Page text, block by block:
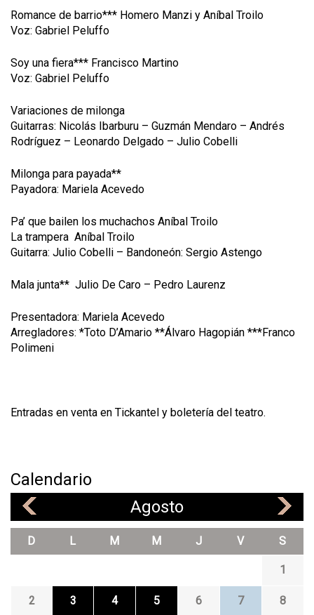
Romance de barrio*** Homero Manzi y Aníbal Troilo
Voz: Gabriel Peluffo
Soy una fiera*** Francisco Martino
Voz: Gabriel Peluffo
Variaciones de milonga
Guitarras: Nicolás Ibarburu – Guzmán Mendaro – Andrés
Rodríguez – Leonardo Delgado – Julio Cobelli
Milonga para payada**
Payadora: Mariela Acevedo
Pa’ que bailen los muchachos Aníbal Troilo
La trampera Aníbal Troilo
Guitarra: Julio Cobelli – Bandoneón: Sergio Astengo
Mala junta** Julio De Caro – Pedro Laurenz
Presentadora: Mariela Acevedo
Arregladores: *Toto D’Amario **Álvaro Hagopián ***Franco
Polimeni
Entradas en venta en Tickantel y boletería del teatro.
Calendario
Agosto
D L M M J V S
1
2 3 4 5 6 7 8